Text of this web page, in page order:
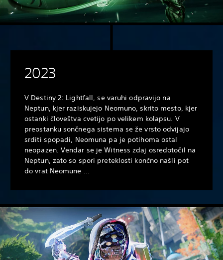
2023
V Destiny 2: Lightfall, se varuhi odpravijo na
Neptun, kjer raziskujejo Neomuno, skrito mesto, kjer
ostanki človeštva cvetijo po velikem kolapsu. V
preostanku sončnega sistema se že vrsto odvijajo
srditi spopadi, Neomuna pa je potihoma ostal
neopazen. Vendar se je Witness zdaj osredotočil na
Neptun, zato so spori preteklosti končno našli pot
do vrat Neomune ...